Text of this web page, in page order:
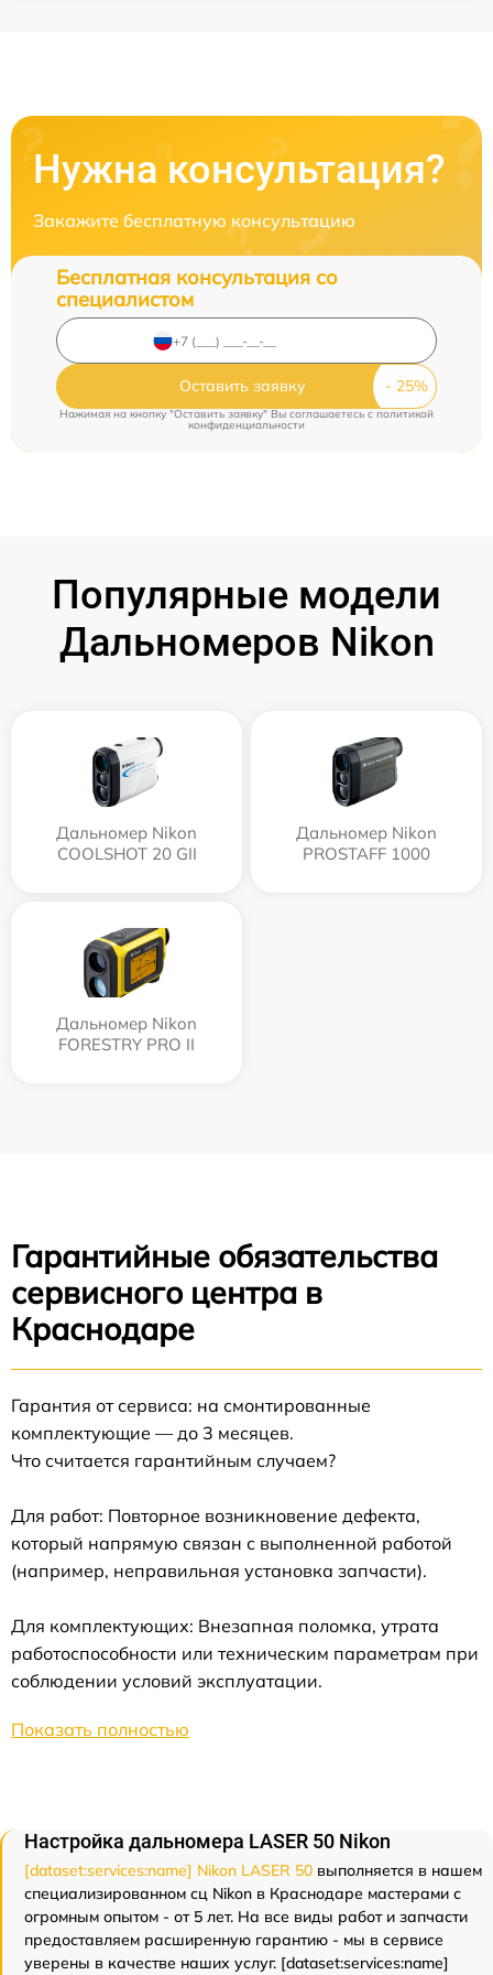
Нужна консультация?
Закажите бесплатную консультацию
Бесплатная консультация со
специалистом
Оставить заявку
Нажимая на кнопку "Оставить заявку" Вы соглашаетесь c политикой
конфиденциальности
Популярные модели
Дальномеров Nikon
Дальномер Nikon
COOLSHOT 20 GII
Дальномер Nikon
PROSTAFF 1000
Дальномер Nikon
FORESTRY PRO II
Гарантийные обязательства
сервисного центра в
Краснодаре
Гарантия от сервиса: на смонтированные
комплектующие — до 3 месяцев.
Что считается гарантийным случаем?
Для работ: Повторное возникновение дефекта,
который напрямую связан с выполненной работой
(например, неправильная установка запчасти).
Для комплектующих: Внезапная поломка, утрата
работоспособности или техническим параметрам при
соблюдении условий эксплуатации.
Показать полностью
Настройка дальномера LASER 50 Nikon
[dataset:services:name] Nikon LASER 50 выполняется в нашем
специализированном сц Nikon в Краснодаре мастерами с
огромным опытом - от 5 лет. На все виды работ и запчасти
предоставляем расширенную гарантию - мы в сервисе
уверены в качестве наших услуг. [dataset:services:name]